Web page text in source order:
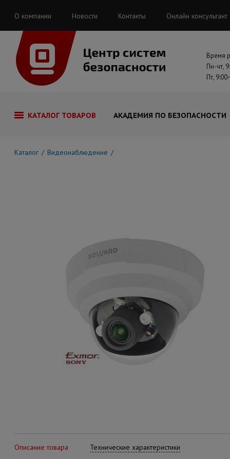
О компании Новости Контакты Онлайн консультант
Время
Пн-чт,
Пт,
КАТАЛОГ ТОВАРОВ АКАДЕМИЯ ПО БЕЗОПАСНОСТИ
Каталог Видеонаблюдение
Описание товара Технические характеристики